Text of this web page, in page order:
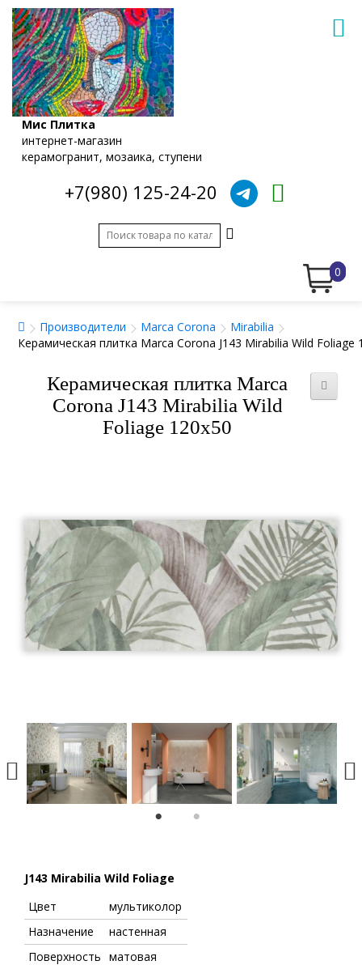
Мис Плитка
интернет-магазин
керамогранит, мозаика, ступени
+7(980) 125-24-20
0
Производители Marca Corona
Mirabilia
Керамическая плитка Marca Corona J143 Mirabilia Wild Foliage
Керамическая плитка Marca
Corona J143 Mirabilia Wild
Foliage 120x50
J143 Mirabilia Wild Foliage
Цвет
мультиколор
Назначение
настенная
Поверхность матовая